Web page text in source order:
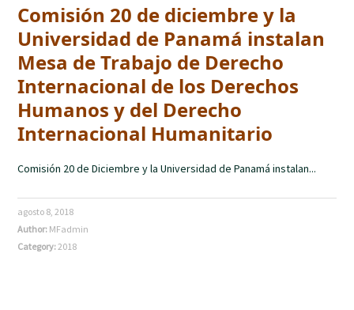
Comisión 20 de diciembre y la
Universidad de Panamá instalan
Mesa de Trabajo de Derecho
Internacional de los Derechos
Humanos y del Derecho
Internacional Humanitario
Comisión 20 de Diciembre y la Universidad de Panamá instalan...
agosto 8, 2018
Author: MFadmin
Category:2018